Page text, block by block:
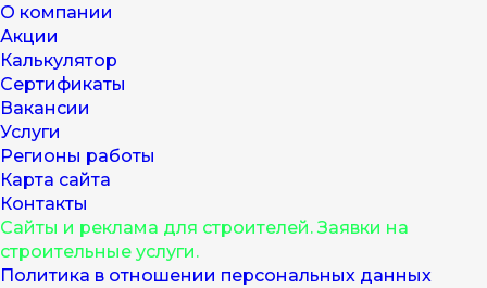
О компании
Акции
Калькулятор
Сертификаты
Вакансии
Услуги
Регионы работы
Карта сайта
Контакты
Cайты и реклама для строителей. Заявки на
строительные услуги.
Политика в отношении персональных данных